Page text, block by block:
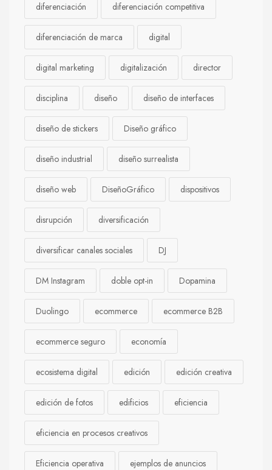
diferenciación diferenciación competitiva
diferenciación de marca digital
digital marketing digitalización director
disciplina diseño diseño de interfaces
diseño de stickers Diseño gráfico
diseño industrial diseño surrealista
diseño web DiseñoGráfico dispositivos
disrupción diversificación
diversificar canales sociales DJ
DM Instagram doble opt-in Dopamina
Duolingo ecommerce ecommerce B2B
ecommerce seguro economía
ecosistema digital edición edición creativa
edición de fotos edificios eficiencia
eficiencia en procesos creativos
Eficiencia operativa ejemplos de anuncios